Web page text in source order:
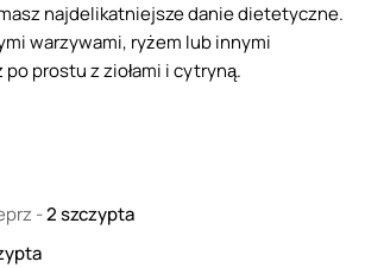
najdelikatniejsze danie dietetyczne.
warzywami, ryżem lub innymi
prostu z ziołami i cytryną.
-2szczypta